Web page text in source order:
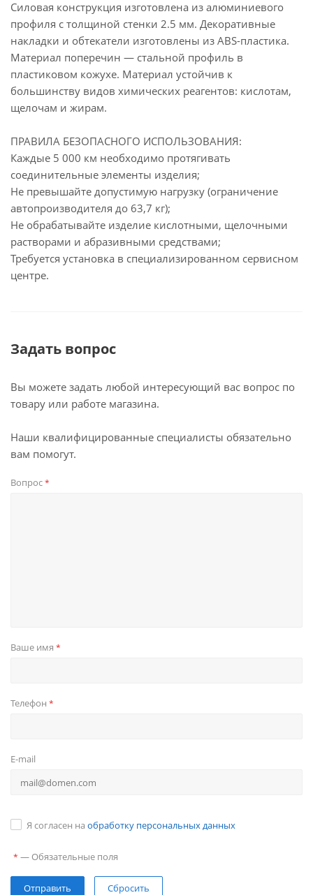
Силовая конструкция изготовлена из алюминиевого
профиля c толщиной стенки 2.5 мм. Декоративные
накладки и обтекатели изготовлены из ABS-пластика.
Материал поперечин — стальной профиль в
пластиковом кожухе. Материал устойчив к
большинству видов химических реагентов: кислотам,
щелочам и жирам.
ПРАВИЛА БЕЗОПАСНОГО ИСПОЛЬЗОВАНИЯ:
Каждые 5 000 км необходимо протягивать
соединительные элементы изделия;
Не превышайте допустимую нагрузку (ограничение
автопроизводителя до 63,7 кг);
Не обрабатывайте изделие кислотными, щелочными
растворами и абразивными средствами;
Требуется установка в специализированном сервисном
центре.
Задать вопрос
Вы можете задать любой интересующий вас вопрос по
товару или работе магазина.
Наши квалифицированные специалисты обязательно
вам помогут.
Вопрос*
Ваше имя *
Телефон *
E-mail
Я согласен на обработку персональных данных
* — Обязательные поля
Сбросить